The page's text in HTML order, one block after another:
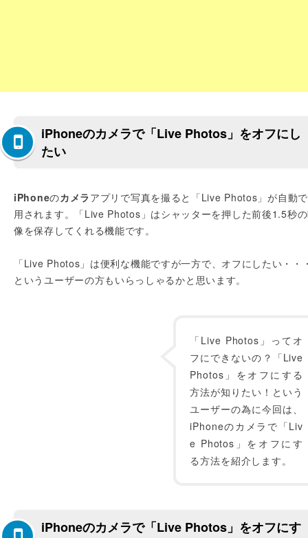
iPhoneのカメラで「Live Photos」をオフにし
たい
iPhoneのカメラ アプリで写真を撮ると「Live Photos」が自動
用されます。「Live Photos」はシャッターを押した前後1.5秒
像を保存してくれる機能です。
「Live Photos」は便利な機能ですが一方で、オフにしたい・・
というユーザーの方もいらっしゃるかと思います。
「Live Photos」ってオ
フにできないの？「Live
Photos」をオフにする
方法が知りたい！という
ユーザーの為に今回は、
iPhoneのカメラで「Liv
e Photos」をオフにす
る方法を紹介します。
iPhoneのカメラで「Live Photos」をオフにす